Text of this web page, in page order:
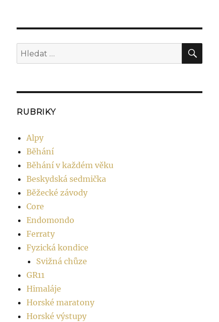
Hledat:
RUBRIKY
Alpy
Běhání
Běhání v každém věku
Beskydská sedmička
Běžecké závody
Core
Endomondo
Ferraty
Fyzická kondice
Svižná chůze
GR11
Himaláje
Horské maratony
Horské výstupy